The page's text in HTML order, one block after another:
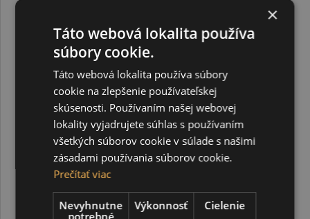
Acrylcolor 500 ml, 109 Spring green
×
Táto webová lokalita používa
súbory cookie.
Táto webová lokalita používa súbory
cookie na zlepšenie používateľskej
skúsenosti. Používaním našej webovej
lokality vyjadrujete súhlas s používaním
všetkých súborov cookie v súlade s našimi
zásadami používania súborov cookie.
Prečítať viac
Nevyhnutne
potrebné
Výkonnosť Cielenie